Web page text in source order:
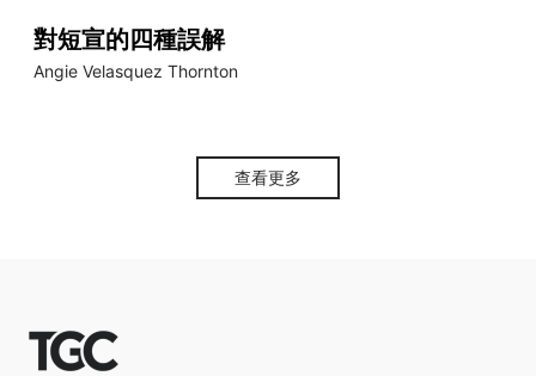
對短宣的四種誤解
Angie Velasquez Thornton
查看更多